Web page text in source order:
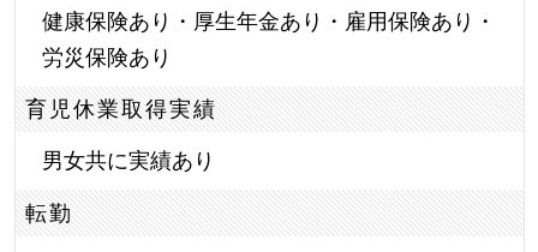
健康保険あり・厚生年金あり・雇用保険あり・
労災保険あり
育児休業取得実績
男女共に実績あり
転勤